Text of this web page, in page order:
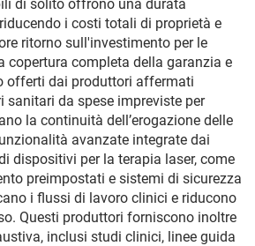
di solito offrono una durata
i costi totali di proprietà e
ritorno sull'investimento per le
copertura completa della garanzia e
offerti dai produttori affermati
sanitari da spese impreviste per
la continuità dell’erogazione delle
avanzate integrate dai
dispositivi per la terapia laser, come
preimpostati e sistemi di sicurezza
i flussi di lavoro clinici e riducono
Questi produttori forniscono inoltre
inclusi studi clinici, linee guida